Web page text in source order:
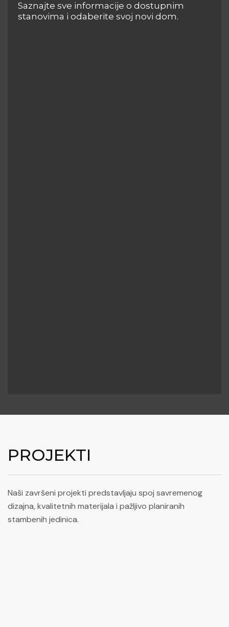
Saznajte sve informacije o dostupnim
stanovima i odaberite svoj novi dom.
PROJEKTI
Naši završeni projekti predstavljaju spoj savremenog
dizajna, kvalitetnih materijala i pažljivo planiranih
stambenih jedinica.